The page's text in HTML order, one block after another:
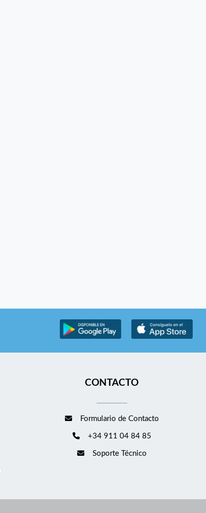
CONTACTO
Formulario de Contacto
+34 911 04 84 85
Soporte Técnico